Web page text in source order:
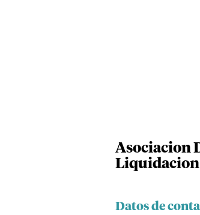
Asociacion
Liquidacion
Datos de